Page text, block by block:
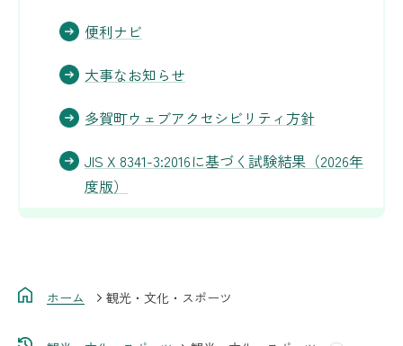
便利ナビ
大事なお知らせ
多賀町ウェブアクセシビリティ方針
JIS X 8341-3:2016に基づく試験結果（2026年
度版）
ホーム 観光・文化・スポーツ